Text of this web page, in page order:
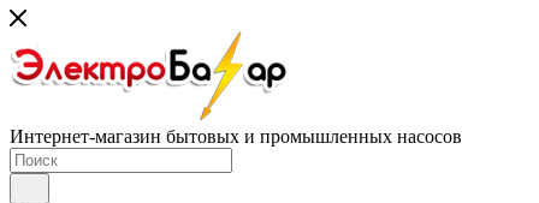
Интернет-магазин бытовых и промышленных насосов